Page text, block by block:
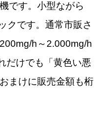
です。小型ながら
クです。通常市販さ
h～2.000mg/h
だけでも「黄色い悪
まけに販売金額も桁